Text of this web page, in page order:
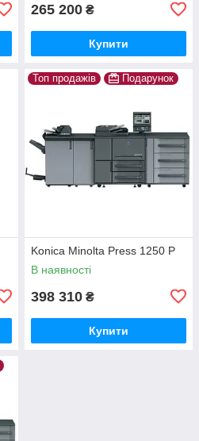
265 200 ₴
Купити
Топ продажів Подарунок
Konica Minolta Press 1250 P
В наявності
398 310 ₴
Купити